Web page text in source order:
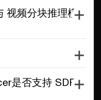
视频分块推理模
是否支持 SDR